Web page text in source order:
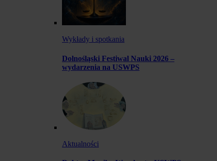
Wykłady i spotkania
Dolnośląski Festiwal Nauki 2026 –
wydarzenia na USWPS
Aktualności